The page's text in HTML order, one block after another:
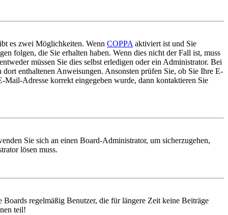
es zwei Möglichkeiten. Wenn COPPA aktiviert ist und Sie
folgen, die Sie erhalten haben. Wenn dies nicht der Fall ist, muss
müssen Sie dies selbst erledigen oder ein Administrator. Bei
enthaltenen Anweisungen. Ansonsten prüfen Sie, ob Sie Ihre E-
Adresse korrekt eingegeben wurde, dann kontaktieren Sie
Sie sich an einen Board-Administrator, um sicherzugehen,
lösen muss.
regelmäßig Benutzer, die für längere Zeit keine Beiträge
teil!